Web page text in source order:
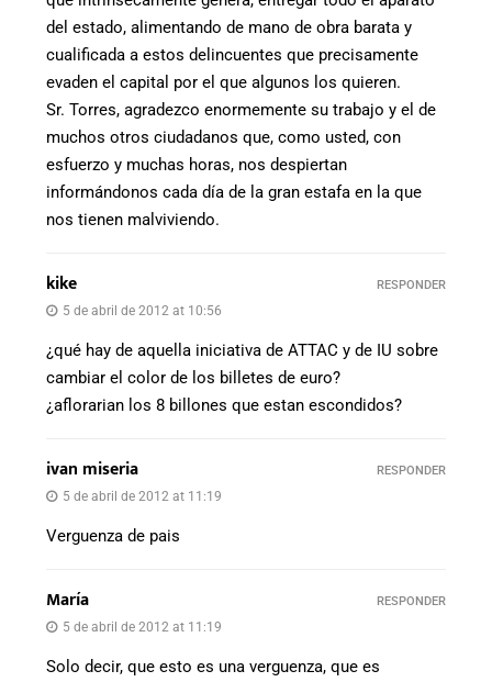
del estado, alimentando de mano de obra barata y
cualificada a estos delincuentes que precisamente
evaden el capital por el que algunos los quieren.
Sr. Torres, agradezco enormemente su trabajo y el de
muchos otros ciudadanos que, como usted, con
esfuerzo y muchas horas, nos despiertan
informándonos cada día de la gran estafa en la que
nos tienen malviviendo.
kike
5 de abril de 2012 at 10:56
¿qué hay de aquella iniciativa de ATTAC y de IU sobre
cambiar el color de los billetes de euro?
¿aflorarian los 8 billones que estan escondidos?
RESPONDER
ivan miseria
5 de abril de 2012 at 11:19
Verguenza de pais
RESPONDER
María
5 de abril de 2012 at 11:19
Solo decir, que esto es una verguenza, que es
RESPONDER